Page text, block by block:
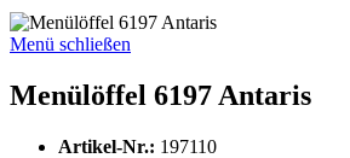
Menü schließen
Menülöffel 6197 Antaris
Artikel-Nr.: 197110